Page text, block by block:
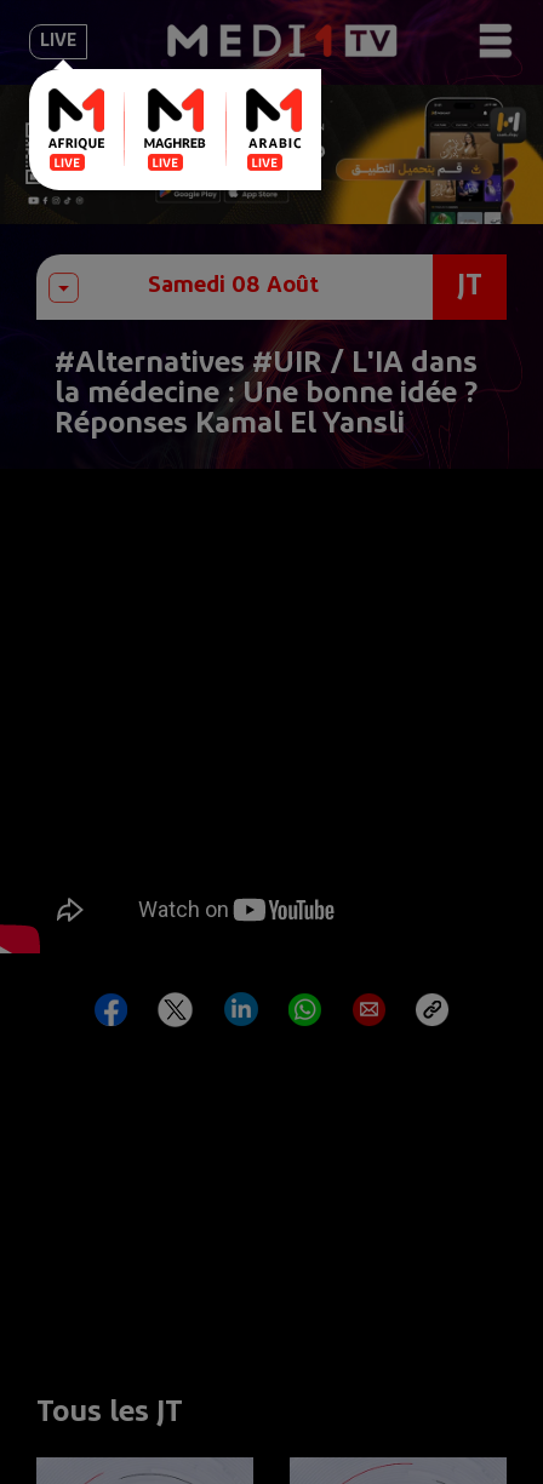
LIVE
JT
#Alternatives #UIR / L'IA dans
la médecine : Une bonne idée ?
Réponses Kamal El Yansli
Tous les JT